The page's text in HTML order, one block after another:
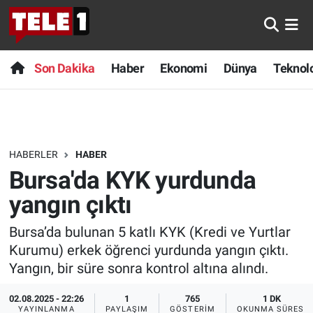
Son Dakika Haber Ekonomi Dünya
HABERLER HABER
Bursa'da KYK yurdunda
yangın çıktı
Bursa’da bulunan 5 katlı KYK (Kredi ve Yurtlar
Kurumu) erkek öğrenci yurdunda yangın çıktı.
Yangın, bir süre sonra kontrol altına alındı.
02.08.2025 - 22:26
YAYINLANMA
1
PAYLAŞIM
765
GÖSTERIM
1 DK
OKUNMA SÜRESI
Anında Manşet
Başka Sohbetler
Bilim turu
Bilim ve Teknoloji Evreni
Doğa Konuşuyor
Dünya
Ege Saati
Son Dakika
Haber
Dünya
Sağlık
Spor
Yayın Akışı
Nöbetçi Eczaneler
Hava Durumu
Trafik Durumu
Süper Lig Puan Durumu ve Fikstür
Tüm Manşetler
Son Dakika Haberleri
Haber Arşivi